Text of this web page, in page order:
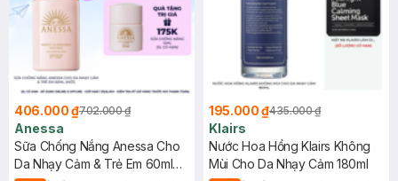
406.000 ₫702.000 ₫
Anessa
Sữa Chống Nắng Anessa Cho
Da Nhạy Cảm & Trẻ Em 60ml
195.000 ₫435.000 ₫
Klairs
Nước Hoa Hồng Klairs Không
Mùi Cho Da Nhạy Cảm 180ml